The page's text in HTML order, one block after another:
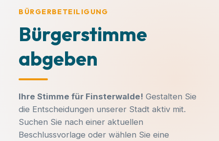
BÜRGERBETEILIGUNG
Bürgerstimme
abgeben
Ihre Stimme für Finsterwalde! Gestalten Sie
die Entscheidungen unserer Stadt aktiv mit.
Suchen Sie nach einer aktuellen
Beschlussvorlage oder wählen Sie eine
Unterlagen einsehen
info@ub-fiwa.de
Alles klar, danke!